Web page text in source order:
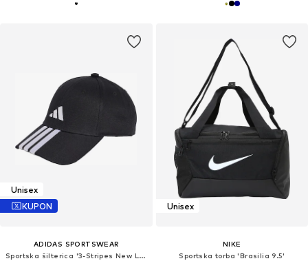
Unisex
KUPON
ADIDAS SPORTSWEAR
Sportska šilterica '3-Stripes New Logo Baseball'
Unisex
NIKE
Sportska torba 'Brasilia 9.5'